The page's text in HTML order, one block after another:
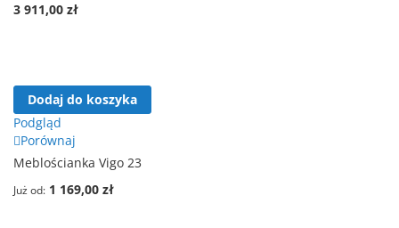
3 911,00 zł
Dodaj do koszyka
Podgląd
Porównaj
Meblościanka Vigo 23
Już od 1 169,00 zł